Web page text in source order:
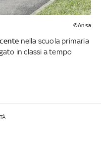
©Ansa
nella scuola primaria
in classi a tempo